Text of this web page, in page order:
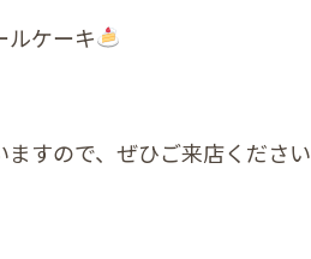
ルケーキ
すので、ぜひご来店ください